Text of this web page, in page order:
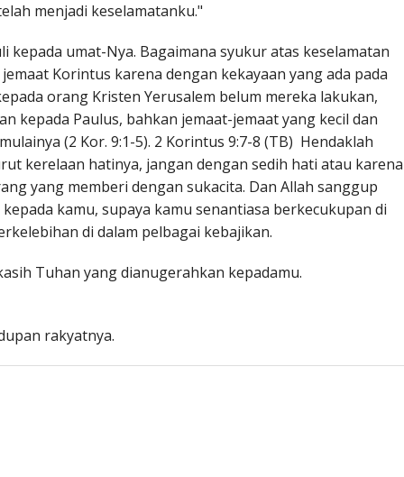
menjadi keselamatanku."
kepada umat-Nya. Bagaimana syukur atas keselamatan
Korintus karena dengan kekayaan yang ada pada
orang Kristen Yerusalem belum mereka lakukan,
kepada Paulus, bahkan jemaat-jemaat yang kecil dan
(2 Kor. 9:1-5). 2 Korintus 9:7-8 (TB) Hendaklah
kerelaan hatinya, jangan dengan sedih hati atau karena
yang memberi dengan sukacita. Dan Allah sanggup
kamu, supaya kamu senantiasa berkecukupan di
di dalam pelbagai kebajikan.
Tuhan yang dianugerahkan kepadamu.
rakyatnya.